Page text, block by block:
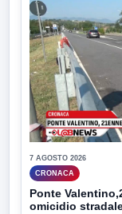
7 AGOSTO 2026
CRONACA
Ponte
omicidio